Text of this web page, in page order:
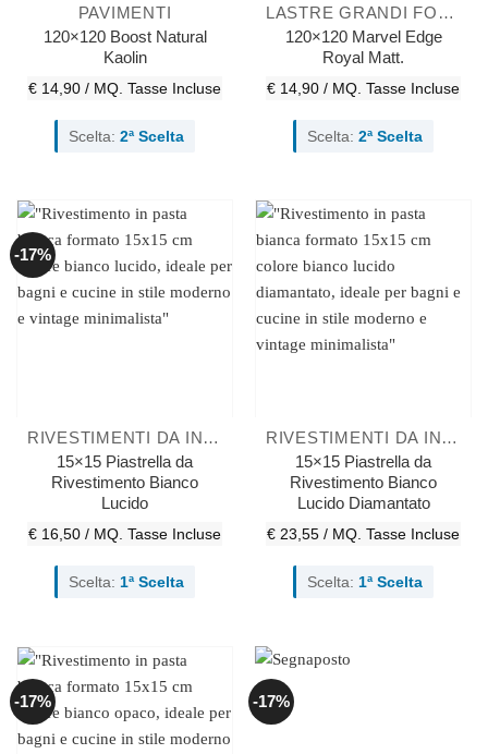
PAVIMENTI
120×120 Boost Natural
Kaolin
€ 14,90 / MQ. Tasse Incluse
Scelta: 2ª Scelta
LASTRE GRANDI FORMATI
120×120 Marvel Edge
Royal Matt.
€ 14,90 / MQ. Tasse Incluse
Scelta: 2ª Scelta
-17%
RIVESTIMENTI DA INTERNO
15×15 Piastrella da
Rivestimento Bianco
Lucido
€ 16,50 / MQ. Tasse Incluse
Scelta: 1ª Scelta
RIVESTIMENTI DA INTERNO
15×15 Piastrella da
Rivestimento Bianco
Lucido Diamantato
€ 23,55 / MQ. Tasse Incluse
Scelta: 1ª Scelta
-17% -17%